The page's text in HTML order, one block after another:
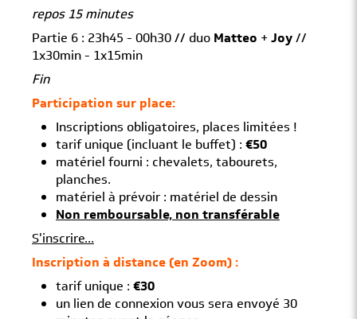
repos 15 minutes
Partie 6 : 23h45 - 00h30 // duo Matteo +Joy//
1x30min - 1x15min
Fin
Participation sur place:
Inscriptions obligatoires, places limitées !
tarif unique (incluant le buffet) : €50
matériel fourni : chevalets, tabourets,
planches.
matériel à prévoir : matériel de dessin
Non remboursable, non transférable
S'inscrire...
Inscription à distance (en Zoom) :
tarif unique : €30
un lien de connexion vous sera envoyé 30